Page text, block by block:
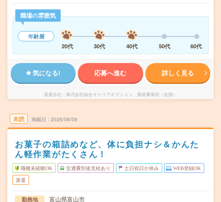
職場の雰囲気
年齢層
20代
30代 40代 50代 60代
気になる! 応募へ進む 詳しく見る
派遣会社 株式会社綜合キャリアオプション 製造事業部（全国）
未読 掲載日 2026/08/06
お菓子の箱詰めなど、体に負担ナシ＆かんた
ん軽作業がたくさん！
職種未経験OK 交通費別途支給あり 土日祝日が休み WEB登録OK
派遣
勤務地 富山県富山市